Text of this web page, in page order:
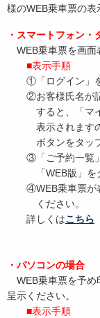
様のWEB乗車票の表
・スマートフォン・
WEB乗車票を画面
■表示手順
①「ログイン」を
②お客様氏名が記
すると、「マイ
表示されますの
ボタンをタップ
③「ご予約一覧」
「WEB版」をタ
④WEB乗車票が表
ください。
詳しくはこちら
・パソコンの場合
WEB乗車票を予め
呈示ください。
■表示手順